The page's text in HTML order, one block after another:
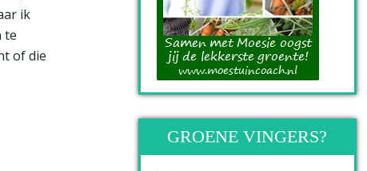
ik
te
of die
GROENE VINGERS?